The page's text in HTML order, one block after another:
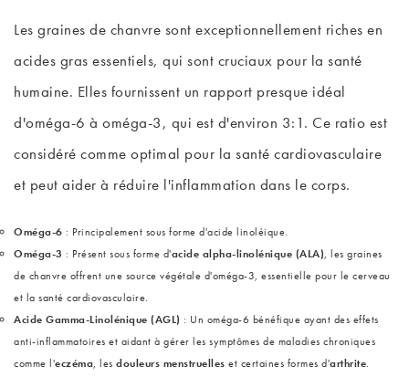
Les graines de chanvre sont exceptionnellement riches en
acides gras essentiels, qui sont cruciaux pour la santé
humaine. Elles fournissent un rapport presque idéal
d'oméga-6 à oméga-3, qui est d'environ 3:1. Ce ratio est
considéré comme optimal pour la santé cardiovasculaire
et peut aider à réduire l'inflammation dans le corps.
Oméga-6 : Principalement sous forme d'acide linoléique.
Oméga-3 : Présent sous forme d'acide alpha-linolénique (ALA), les graines
de chanvre offrent une source végétale d'oméga-3, essentielle pour le cerveau
et la santé cardiovasculaire.
Acide Gamma-Linolénique (AGL) : Un oméga-6 bénéfique ayant des effets
anti-inflammatoires et aidant à gérer les symptômes de maladies chroniques
comme l'eczéma, les douleurs menstruelles et certaines formes d'arthrite.